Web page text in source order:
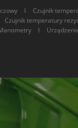
I Czujnik
Czujnik temperatury
I